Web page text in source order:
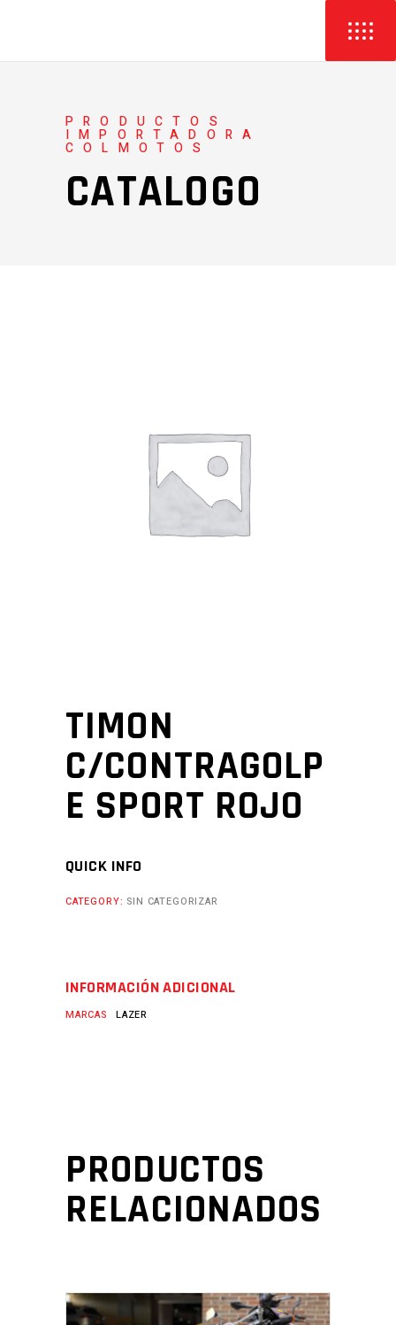
PRODUCTOS
IMPORTADORA
COLMOTOS
CATALOGO
TIMON
C/CONTRAGOLP
E SPORT ROJO
QUICK INFO
CATEGORY: SIN CATEGORIZAR
INFORMACIÓN ADICIONAL
MARCAS LAZER
PRODUCTOS
RELACIONADOS